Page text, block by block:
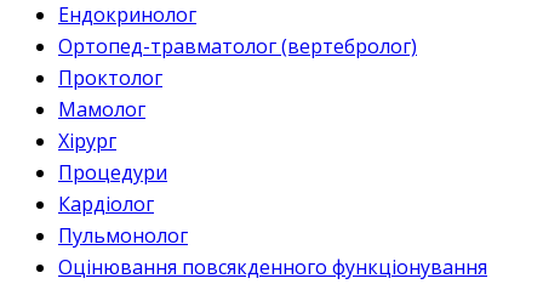
Ендокринолог
Ортопед-травматолог (вертебролог)
Проктолог
Мамолог
Хірург
Процедури
Кардіолог
Пульмонолог
Оцінювання повсякденного функціонування